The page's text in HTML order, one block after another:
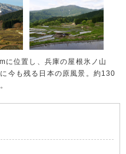
に位置し、兵庫の屋根氷ノ山
今も残る日本の原風景。約130